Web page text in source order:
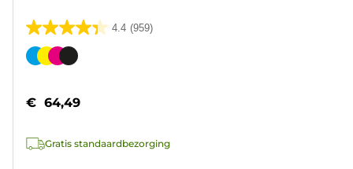
4.4 (959)
4.4
van
sterren.
beoordelingen
Kleurencartridge
€ 64,49
Gratis standaardbezorging